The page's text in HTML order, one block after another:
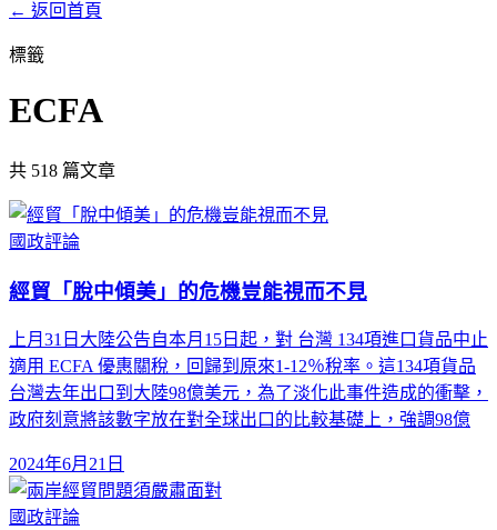
← 返回首頁
標籤
ECFA
共 518 篇文章
國政評論
經貿「脫中傾美」的危機豈能視而不見
上月31日大陸公告自本月15日起，對 台灣 134項進口貨品中止
適用 ECFA 優惠關稅，回歸到原來1-12％稅率。這134項貨品
台灣去年出口到大陸98億美元，為了淡化此事件造成的衝擊，
政府刻意將該數字放在對全球出口的比較基礎上，強調98億
2024年6月21日
國政評論